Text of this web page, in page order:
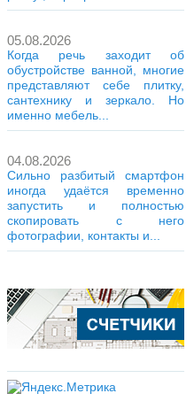
05.08.2026
Когда речь заходит об
обустройстве ванной, многие
представляют себе плитку,
сантехнику и зеркало. Но
именно мебель...
04.08.2026
Сильно разбитый смартфон
иногда удаётся временно
запустить и полностью
скопировать с него
фотографии, контакты и...